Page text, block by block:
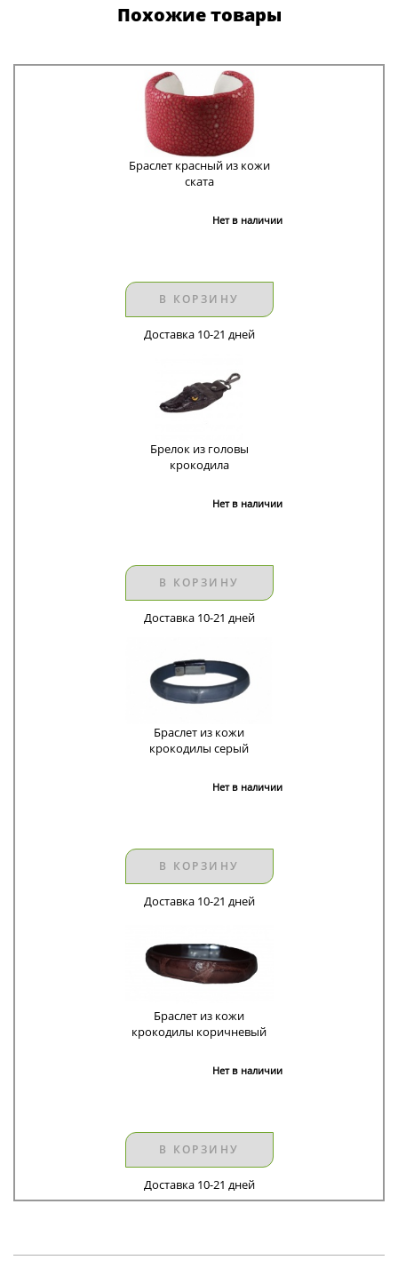
Похожие товары
Браслет красный из кожи
ската
Нет в наличии
В КОРЗИНУ
Доставка 10-21 дней
Брелок из головы
крокодила
Нет в наличии
В КОРЗИНУ
Доставка 10-21 дней
Браслет из кожи
крокодилы серый
Нет в наличии
В КОРЗИНУ
Доставка 10-21 дней
Браслет из кожи
крокодилы коричневый
Нет в наличии
В КОРЗИНУ
Доставка 10-21 дней